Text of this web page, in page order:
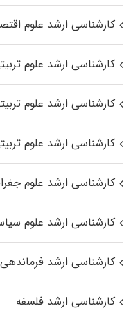
کارشناسی ارشد علوم
کارشناسی ارشد علوم
کارشناسی ارشد علوم
کارشناسی ارشد علوم
کارشناسی ارشد علوم
کارشناسی ارشد علوم
کارشناسی ارشد
کارشناسی ارشد فلسفه